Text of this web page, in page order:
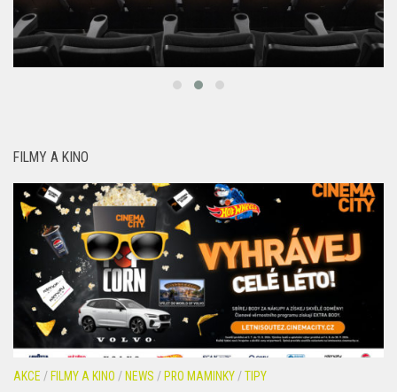
AKCE/ FILMY A KINO/ NEWS /PRO MAMINKY TIPY
Léto v kině a šance na Volvo. Cinema City odmění každou